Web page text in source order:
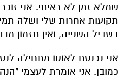
שמלא זמן לא ראיתי. אני
תקועות אחרות שלי ושלה
בשביל השנייה, ואין תזמון
אני נכנסת לאוטו מתחילה לנס
כמובן. אני אומרת לעצמי